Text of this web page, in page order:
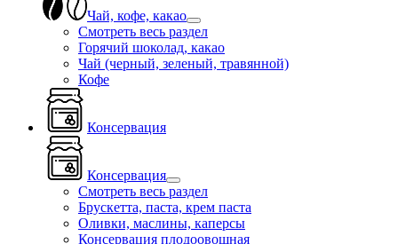
Чай, кофе, какао
Смотреть весь раздел
Горячий шоколад, какао
Чай (черный, зеленый, травянной)
Кофе
Консервация
Консервация
Смотреть весь раздел
Брускетта, паста, крем паста
Оливки, маслины, каперсы
Консервация плодоовощная